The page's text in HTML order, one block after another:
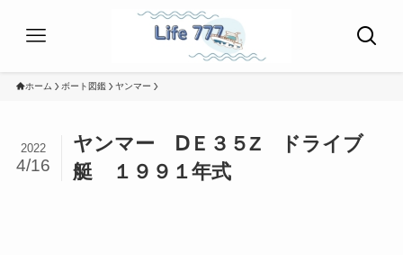
ホーム ボート図鑑 ヤンマー
ヤンマー ⅮＥ３５Z ドライブ
艇 １９９１年式
2022
4/16